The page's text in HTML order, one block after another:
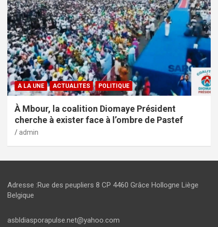
A LA UNE ACTUALITES POLITIQUE
À Mbour, la coalition Diomaye Président
cherche à exister face à l’ombre de Pastef
admin
Adresse :Rue des peupliers 8 CP 4460 Grâce Hollogne Liège
Belgique
asbldiasporapulse.net@yahoo.com